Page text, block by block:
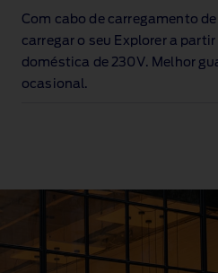
Com cabo de carregamento
carregar o seu Explorer a
doméstica de 230V. Melhor
ocasional.